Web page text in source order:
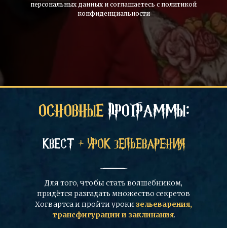
персональных данных и соглашаетесь c политикой
конфиденциальности
ОСНОВНЫЕ ПРОГРАММЫ:
КВЕСТ + УРОК ЗЕЛЬЕВАРЕНИЯ
Для того, чтобы стать волшебником,
придётся разгадать множество секретов
Хогвартса и пройти уроки зельеварения,
трансфигурации и заклинания.